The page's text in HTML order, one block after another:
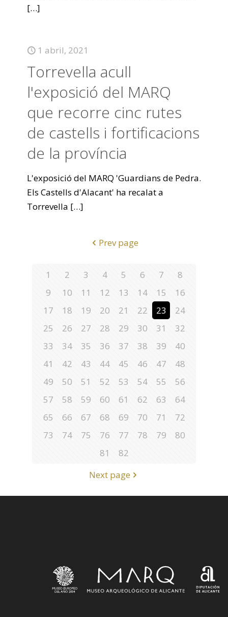
[…]
1 abril, 2021
Torrevella acull
l'exposició del MARQ
que recorre cinc rutes
de castells i fortificacions
de la província
L'exposició del MARQ 'Guardians de Pedra.
Els Castells d'Alacant' ha recalat a
Torrevella […]
Prev page
1 2 3 4 5 6 7
8
9
10 11 12 13 14 15
16
17
18 19 20 21 22 23
24
25
26 27 28 29 30 31
32
33
34 35 36 37 38 39
40
41
42 43 44 45 46 47
48
49
50 51 52 53 54 55
56
57
58 59 60 61 62 63
64
65
66 67 68 69 70 71
72
73
74 75 76 77 78 79
80
81
82
Next page